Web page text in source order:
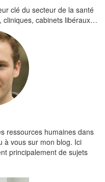
clé du secteur de la santé
cliniques, cabinets libéraux…
ressources humaines dans
à vous sur mon blog. Ici
principalement de sujets